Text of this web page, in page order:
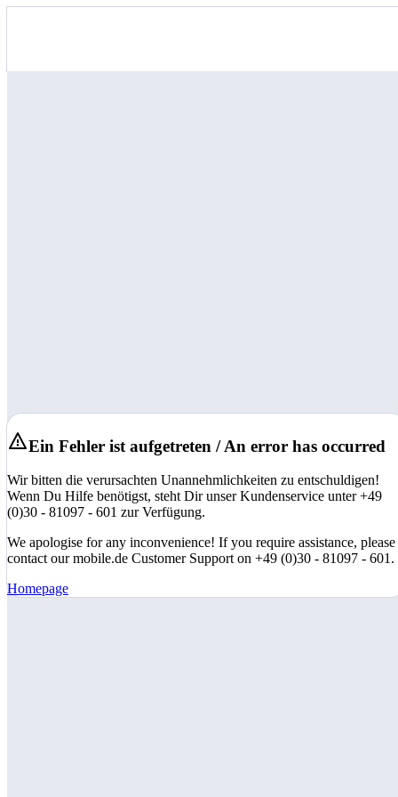
Ein Fehler ist aufgetreten / An error has occurred
Wir bitten die verursachten Unannehmlichkeiten zu entschuldigen!
Wenn Du Hilfe benötigst, steht Dir unser Kundenservice unter +49
(0)30 - 81097 - 601 zur Verfügung.
We apologise for any inconvenience! If you require assistance, please
contact our mobile.de Customer Support on +49 (0)30 - 81097 - 601.
Homepage